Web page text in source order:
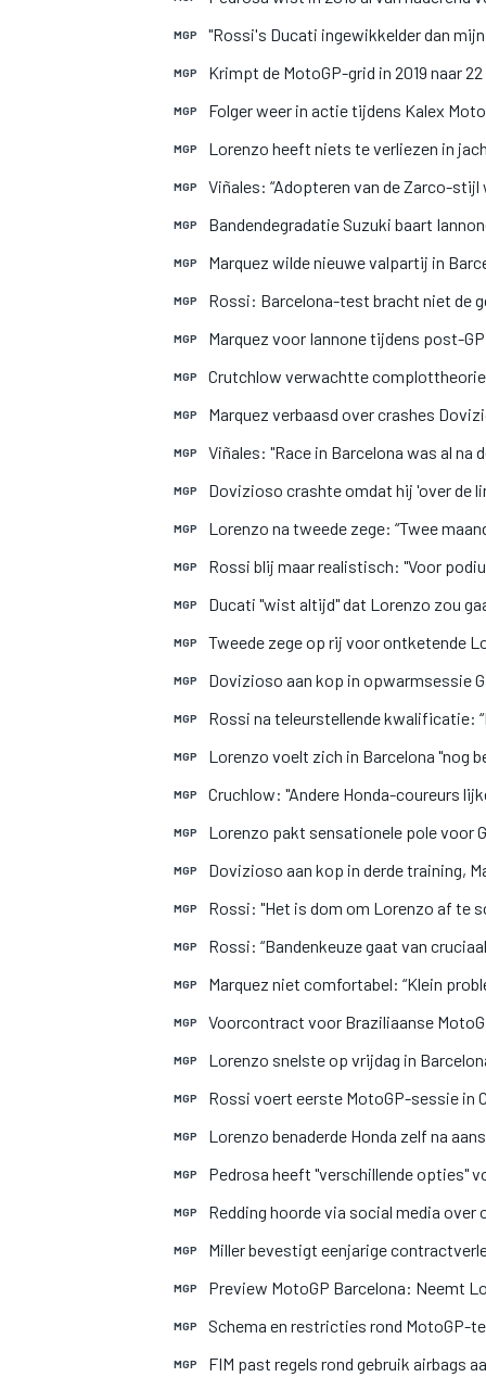
MGP "Rossi's Ducati ingewikkelder dan mijn
MGP Krimpt de MotoGP-grid in 2019 naar
MGP Folger weer in actie tijdens Kalex
MGP Lorenzo heeft niets te verliezen in
MGP Viñales: “Adopteren van de Zarco-
MGP Bandendegradatie Suzuki baart
MGP Marquez wilde nieuwe valpartij in
MGP Rossi: Barcelona-test bracht niet de
MGP Marquez voor Iannone tijdens post-
MGP Crutchlow verwachtte
MGP Marquez verbaasd over crashes
MGP Viñales: "Race in Barcelona was al na
MGP Dovizioso crashte omdat hij 'over de
MGP Lorenzo na tweede zege: “Twee
MGP Rossi blij maar realistisch: "Voor
MGP Ducati "wist altijd" dat Lorenzo zou
MGP Tweede zege op rij voor ontketende
MGP Dovizioso aan kop in opwarmsessie
MGP Rossi na teleurstellende kwalificatie:
MGP Lorenzo voelt zich in Barcelona "nog
MGP Cruchlow: "Andere Honda-coureurs
MGP Lorenzo pakt sensationele pole voor
MGP Dovizioso aan kop in derde training,
MGP Rossi: "Het is dom om Lorenzo af te
MGP Rossi: “Bandenkeuze gaat van
MGP Marquez niet comfortabel: “Klein
MGP Voorcontract voor Braziliaanse
MGP Lorenzo snelste op vrijdag in
MGP Rossi voert eerste MotoGP-sessie in
MGP Lorenzo benaderde Honda zelf na
MGP Pedrosa heeft "verschillende opties"
MGP Redding hoorde via social media over
MGP Miller bevestigt eenjarige
MGP Preview MotoGP Barcelona: Neemt
MGP Schema en restricties rond MotoGP-
MGP FIM past regels rond gebruik airbags